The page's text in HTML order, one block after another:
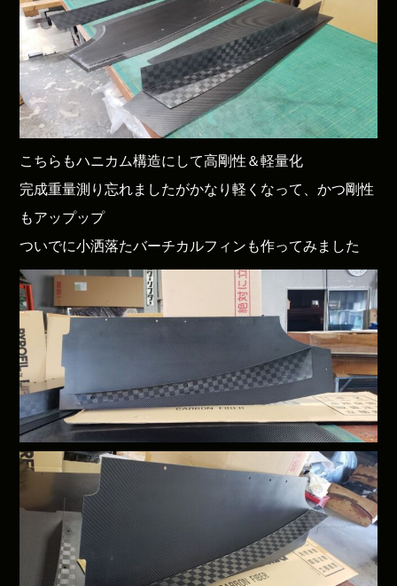
こちらもハニカム構造にして高剛性＆軽量化
完成重量測り忘れましたがかなり軽くなって、かつ剛性
もアップップ
ついでに小洒落たバーチカルフィンも作ってみました